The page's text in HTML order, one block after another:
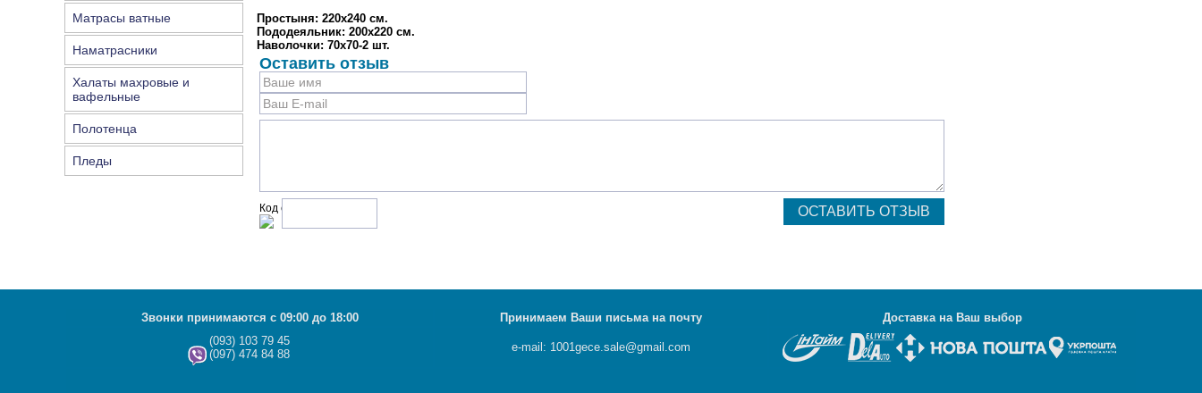
Матрасы ватные
Наматрасники
Халаты махровые и
вафельные
Полотенца
Пледы
Простыня: 220х240 см.
Пододеяльник: 200х220 см.
Наволочки: 70х70-2 шт.
Оставить отзыв
Код с рисунка:
Звонки принимаются с 09:00 до 18:00 Принимаем Ваши письма на почту Доставка на Ваш выбор
(093) 103 79 45
(097) 474 84 88
e-mail: 1001gece.sale@gmail.com